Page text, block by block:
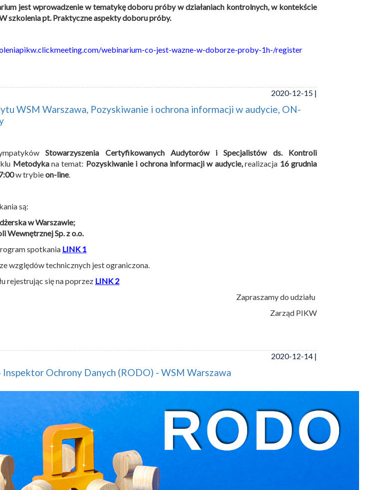
jest wprowadzenie w tematykę doboru próby w działaniach kontrolnych, w kontekście
szkolenia pt. Praktyczne aspekty doboru próby.
webinarium-co-jest-wazne-w-doborze-proby-1h-/register
2020-12-15 |
WSM Warszawa, Pozyskiwanie i ochrona informacji w audycie, ON-
Stowarzyszenia Certyfikowanych Audytorów i Specjalistów ds. Kontroli
Metodykana temat: Pozyskiwanie i ochrona informacji w audycie,realizacja 16 grudnia
w trybieon-line.
są:
w Warszawie;
Wewnętrznej Sp. z o.o.
spotkania LINK 1
względów technicznych jest ograniczona.
rejestrując się na poprzez LINK 2
Zapraszamy do udziału
Zarząd PIKW
2020-12-14 |
Ochrony Danych (RODO) - WSM Warszawa